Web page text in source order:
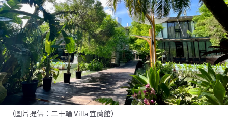
（圖片提供：二十輪 Villa 宜蘭館）